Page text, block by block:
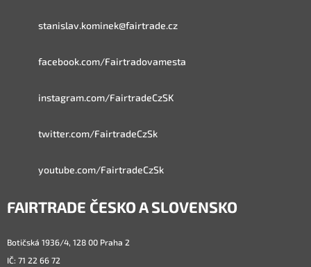
stanislav.kominek@fairtrade.cz
facebook.com/Fairtradovamesta
instagram.com/FairtradeCzSK
twitter.com/FairtradeCzSk
youtube.com/FairtradeCzSk
FAIRTRADE ČESKO A SLOVENSKO
Botičská 1936/4, 128 00 Praha 2
IČ: 71 22 66 72